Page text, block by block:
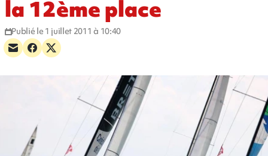
la 12ème place
Publié le 1 juillet 2011 à 10:40